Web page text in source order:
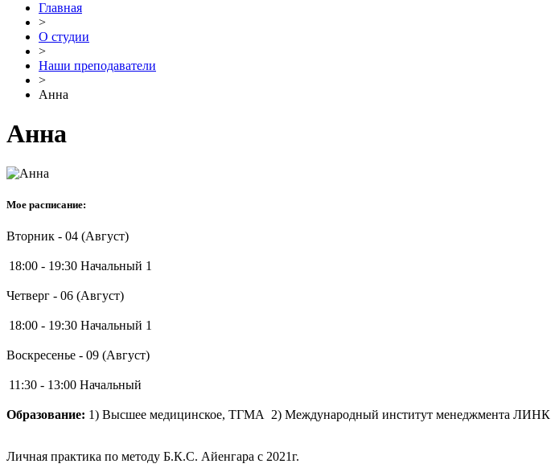
Главная
>
О студии
>
Наши преподаватели
>
Анна
Анна
Мое расписание:
Вторник - 04 (Август)
18:00 - 19:30 Начальный 1
Четверг - 06 (Август)
18:00 - 19:30 Начальный 1
Воскресенье - 09 (Август)
11:30 - 13:00 Начальный
Образование: 1) Высшее медицинское, ТГМА 2) Международный институт менеджмента ЛИНК
Личная практика по методу Б.К.С. Айенгара с 2021г.